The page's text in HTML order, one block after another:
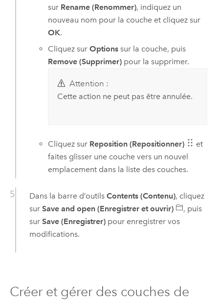
sur Rename (Renommer), indiquez un
nouveau nom pour la couche et cliquez sur
OK.
Cliquez surOptions sur la couche, puis
Remove (Supprimer) pour la supprimer.
Attention :
Cette action ne peut pas être annulée.
Cliquez sur Reposition (Repositionner)
et
faites glisser une couche vers un nouvel
emplacement dans la liste des couches.
Dans la barre d’outils Contents (Contenu), cliquez
sur Save and open (Enregistrer et ouvrir)
, puis
sur Save (Enregistrer)pour enregistrer vos
modifications.
Créer et gérer des couches de